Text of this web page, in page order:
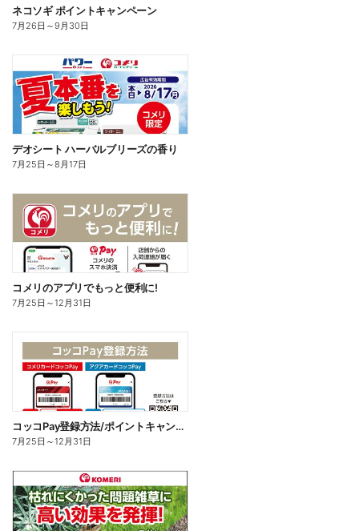
ネコソギ ポイントキャンペーン
7月26日 ～9月30日
デオシート ハーバルブリーズの香り
7月25日 ～8月17日
コメリのアプリでもっと便利に!
7月25日 ～12月31日
コッコPay登録方法/ポイントキャンペーン応募方法
7月25日 ～12月31日